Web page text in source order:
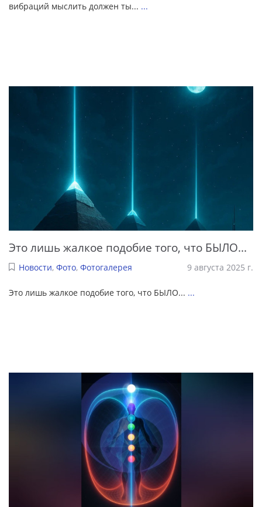
вибраций мыслить должен ты... ...
Это лишь жалкое подобие того, что БЫЛО...
Новости, Фото, Фотогалерея 9 августа 2025 г.
Это лишь жалкое подобие того, что БЫЛО... ...